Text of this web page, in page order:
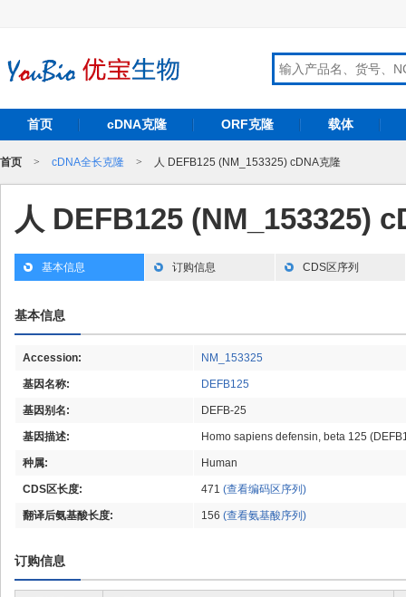
首页 cDNA克隆 ORF克隆 载体
首页 > cDNA全长克隆 > 人 DEFB125 (NM_153325) cDNA克隆
人 DEFB125 (NM_153325)
基本信息 订购信息 CDS区序列
基本信息
Accession: NM_153325
基因名称: DEFB125
基因别名: DEFB-25
基因描述: Homo sapiens defensin, beta 125
种属: Human
CDS区长度: 471 (查看编码区序列)
翻译后氨基酸长度: 156 (查看氨基酸序列)
订购信息